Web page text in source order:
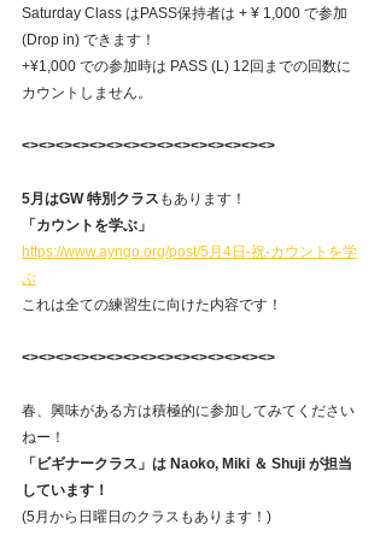
Saturday Class はPASS保持者は + ¥ 1,000 で参加
(Drop in) できます！
+¥1,000 での参加時は PASS (L) 12回までの回数に
カウントしません。
<><><><><><><><><><><><><><><>
5月はGW 特別クラス もあります！
「カウントを学ぶ」
https://www.ayngo.org/post/5月4日-祝-カウントを学
ぶ
これは全ての練習生に向けた内容です！
<><><><><><><><><><><><><><><>
春、興味がある方は積極的に参加してみてください
ねー！
「ビギナークラス」は Naoko, Miki ＆ Shuji が担当
しています！
(5月から日曜日のクラスもあります！)